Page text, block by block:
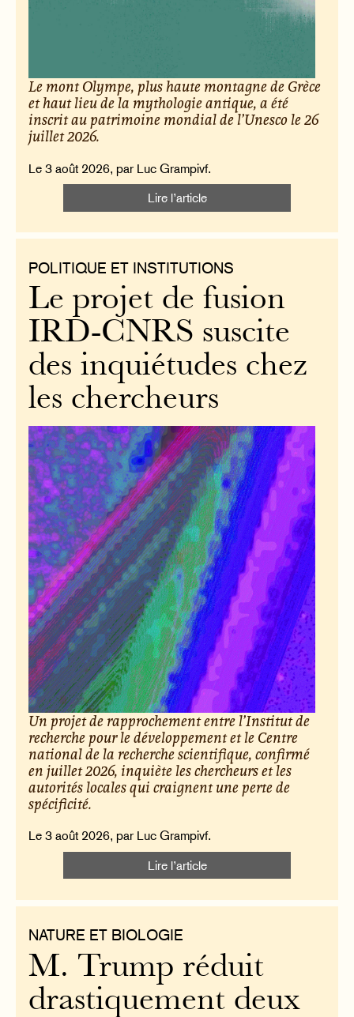
Le mont Olympe, plus haute montagne de Grèce
et haut lieu de la mythologie antique, a été
inscrit au patrimoine mondial de l’Unesco le 26
juillet 2026.
Le 3 août 2026, par Luc Grampivf.
Lire l’article
POLITIQUE ET INSTITUTIONS
Le projet de fusion
IRD-CNRS suscite
des inquiétudes chez
les chercheurs
Un projet de rapprochement entre l’Institut de
recherche pour le développement et le Centre
national de la recherche scientifique, confirmé
en juillet 2026, inquiète les chercheurs et les
autorités locales qui craignent une perte de
spécificité.
Le 3 août 2026, par Luc Grampivf.
Lire l’article
NATURE ET BIOLOGIE
M. Trump réduit
drastiquement deux